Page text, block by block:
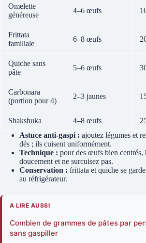
Omelette
généreuse
4–6 œufs
Frittata
familiale
6–8 œufs
Quiche sans
pâte
5–6 œufs
Carbonara
(portion pour 4)
2–3 jaunes
Shakshuka 4–8 œufs
Astuce anti-gaspi : ajoutez légumes et
dés ; ils cuisent uniformément.
Technique : pour des œufs bien centrés,
doucement et ne surcuisez pas.
Conservation : frittata et quiche se
au réfrigérateur.
A LIRE AUSSI
Combien de grammes de pâtes par
sans gaspiller